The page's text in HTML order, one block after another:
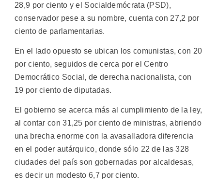
28,9 por ciento y el Socialdemócrata (PSD),
conservador pese a su nombre, cuenta con 27,2 por
ciento de parlamentarias.
En el lado opuesto se ubican los comunistas, con 20
por ciento, seguidos de cerca por el Centro
Democrático Social, de derecha nacionalista, con
19 por ciento de diputadas.
El gobierno se acerca más al cumplimiento de la ley,
al contar con 31,25 por ciento de ministras, abriendo
una brecha enorme con la avasalladora diferencia
en el poder autárquico, donde sólo 22 de las 328
ciudades del país son gobernadas por alcaldesas,
es decir un modesto 6,7 por ciento.